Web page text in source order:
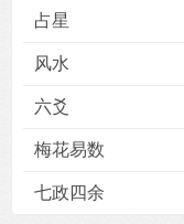
占星
风水
六爻
梅花易数
七政四余